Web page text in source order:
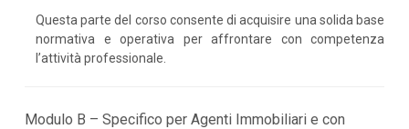
Questa parte del corso consente di acquisire una solida base
normativa e operativa per affrontare con competenza
l’attività professionale.
Modulo B – Specifico per Agenti Immobiliari e con